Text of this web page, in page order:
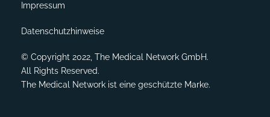
Impressum
Datenschutzhinweise
© Copyright 2022, The Medical Network GmbH.
All Rights Reserved.
The Medical Network ist eine geschützte Marke.